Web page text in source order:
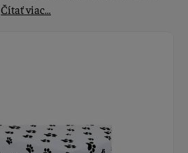
Čítať viac…